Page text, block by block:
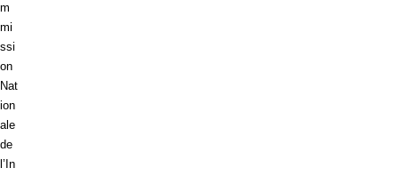
m
mi
ssi
on
Nat
ion
ale
de
l’In